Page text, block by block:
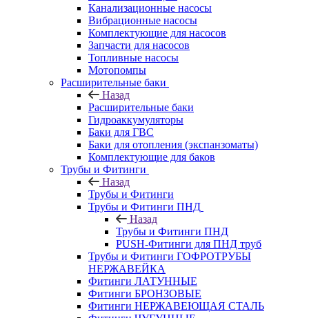
Канализационные насосы
Вибрационные насосы
Комплектующие для насосов
Запчасти для насосов
Топливные насосы
Мотопомпы
Расширительные баки
Назад
Расширительные баки
Гидроаккумуляторы
Баки для ГВС
Баки для отопления (экспанзоматы)
Комплектующие для баков
Трубы и Фитинги
Назад
Трубы и Фитинги
Трубы и Фитинги ПНД
Назад
Трубы и Фитинги ПНД
PUSH-Фитинги для ПНД труб
Трубы и Фитинги ГОФРОТРУБЫ
НЕРЖАВЕЙКА
Фитинги ЛАТУННЫЕ
Фитинги БРОНЗОВЫЕ
Фитинги НЕРЖАВЕЮЩАЯ СТАЛЬ